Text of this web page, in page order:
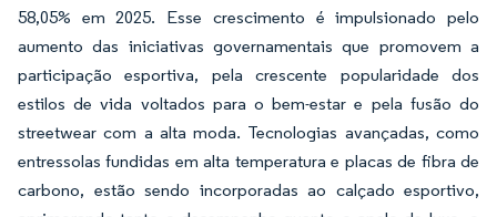
58,05% em 2025. Esse crescimento é impulsionado pelo
aumento das iniciativas governamentais que promovem a
participação esportiva, pela crescente popularidade dos
estilos de vida voltados para o bem-estar e pela fusão do
streetwear com a alta moda. Tecnologias avançadas, como
entressolas fundidas em alta temperatura e placas de fibra de
carbono, estão sendo incorporadas ao calçado esportivo,